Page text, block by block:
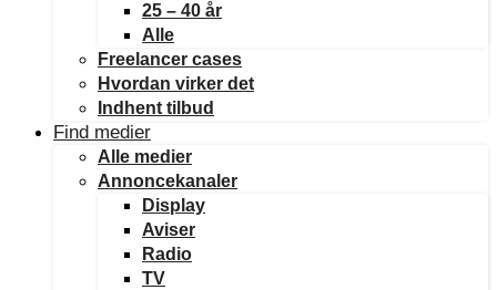
25 – 40 år
Alle
Freelancer cases
Hvordan virker det
Indhent tilbud
Find medier
Alle medier
Annoncekanaler
Display
Aviser
Radio
TV